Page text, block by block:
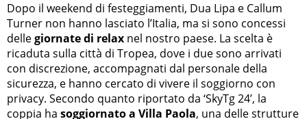
Dopo il weekend di festeggiamenti, Dua Lipa e Callum
Turner non hanno lasciato l’Italia, ma si sono concessi
dellegiornate di relax nel nostro paese. La scelta è
ricaduta sulla città di Tropea, dove i due sono arrivati
con discrezione, accompagnati dal personale della
sicurezza, e hanno cercato di vivere il soggiorno con
privacy. Secondo quanto riportato da ‘SkyTg 24’, la
coppia ha soggiornato a Villa Paola, una delle strutture